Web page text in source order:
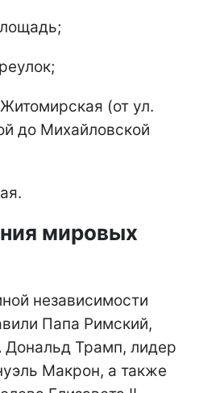
(от ул.
до Михайловской
мировых
независимости
Папа Римский,
Трамп, лидер
Макрон, а также